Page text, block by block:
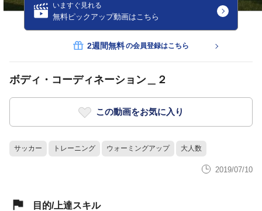
いますぐ見れる
無料ピックアップ動画はこちら
2週間無料の会員登録はこちら
ボディ・コーディネーション＿２
この動画をお気に入り
サッカー トレーニング ウォーミングアップ 大人数
2019/07/10
目的/上達スキル